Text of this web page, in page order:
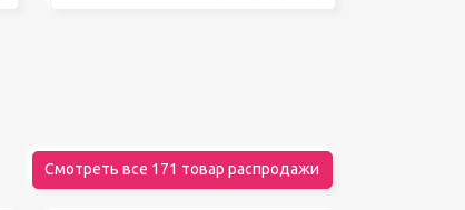
Смотреть все 171 товар распродажи